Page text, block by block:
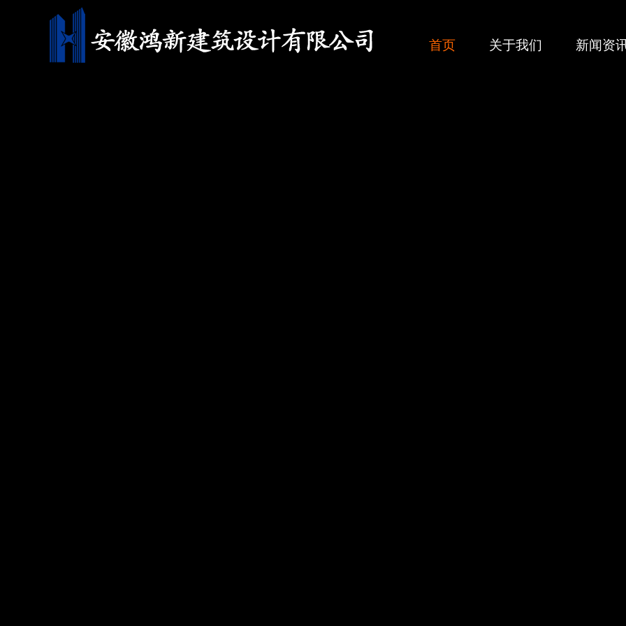
首页 关于我们 新闻资